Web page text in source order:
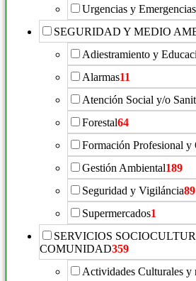
Urgencias y Emergencias
SEGURIDAD Y MEDIO
Adiestramiento y
Alarmas11
Atención Social y/o
Forestal64
Formación Profesional y
Gestión Ambiental189
Seguridad y Vigiláncia89
Supermercados1
SERVICIOS
COMUNIDAD359
Actividades Culturales y